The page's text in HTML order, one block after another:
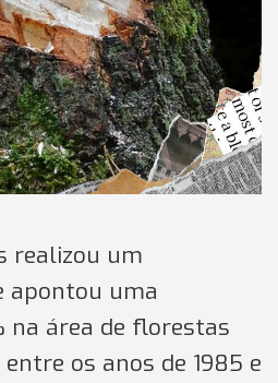
realizou um
apontou uma
na área de florestas
os anos de 1985 e